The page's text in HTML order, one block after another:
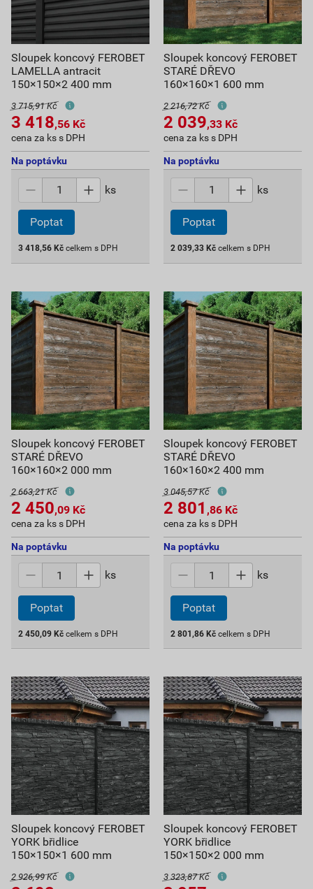
Sloupek koncový FEROBET
LAMELLA antracit
150×150×2 400 mm
3 715,91 Kč
3 418,56 Kč
cena za ks s DPH
Na poptávku
ks
Poptat
3 418,56 Kč celkem s DPH
Sloupek koncový FEROBET
STARÉ DŘEVO
160×160×1 600 mm
2 216,72 Kč
2 039,33 Kč
cena za ks s DPH
Na poptávku
ks
Poptat
2 039,33 Kč celkem s DPH
Sloupek koncový FEROBET
STARÉ DŘEVO
160×160×2 000 mm
2 663,21 Kč
2 450,09 Kč
cena za ks s DPH
Na poptávku
ks
Poptat
2 450,09 Kč celkem s DPH
Sloupek koncový FEROBET
STARÉ DŘEVO
160×160×2 400 mm
3 045,57 Kč
2 801 ,86 Kč
cena za ks s DPH
Na poptávku
ks
Poptat
2 801,86 Kč celkem s DPH
Sloupek koncový FEROBET
YORK břidlice
150×150×1 600 mm
2 926,99 Kč
Sloupek koncový FEROBET
YORK břidlice
150×150×2 000 mm
3 323,87 Kč